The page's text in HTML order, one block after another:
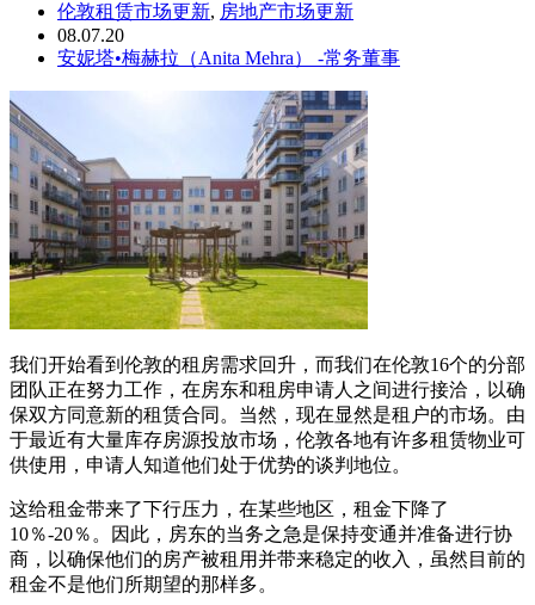
伦敦租赁市场更新, 房地产市场更新
08.07.20
安妮塔•梅赫拉（Anita Mehra） -常务董事
我们开始看到伦敦的租房需求回升，而我们在伦敦16个的分部
团队正在努力工作，在房东和租房申请人之间进行接洽，以确
保双方同意新的租赁合同。当然，现在显然是租户的市场。 由
于最近有大量库存房源投放市场，伦敦各地有许多租赁物业可
供使用，申请人知道他们处于优势的谈判地位。
这给租金带来了下行压力，在某些地区，租金下降了
10％-20％。因此，房东的当务之急是保持变通并准备进行协
商，以确保他们的房产被租用并带来稳定的收入，虽然目前的
租金不是他们所期望的那样多。